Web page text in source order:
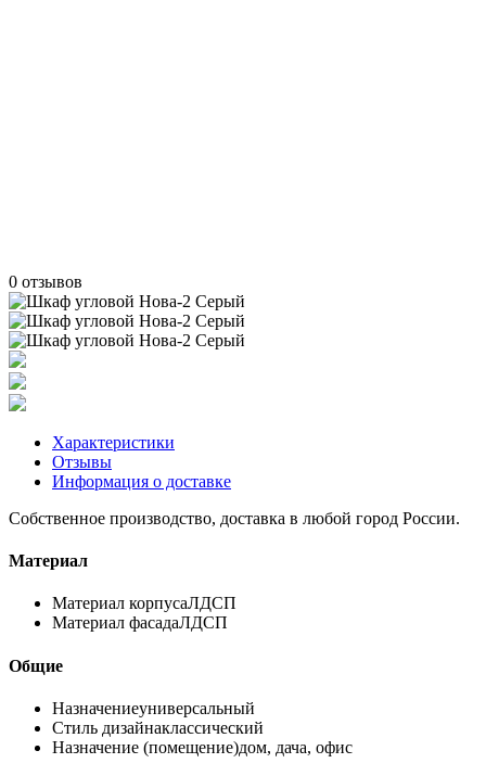
0 отзывов
Характеристики
Отзывы
Информация о доставке
Собственное производство, доставка в любой город России.
Материал
Материал корпусаЛДСП
Материал фасадаЛДСП
Общие
Назначениеуниверсальный
Стиль дизайнаклассический
Назначение (помещение)дом, дача, офис